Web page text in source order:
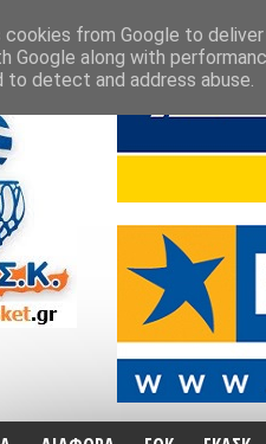
cookies from Google to
Google along with
to detect and address abuse.